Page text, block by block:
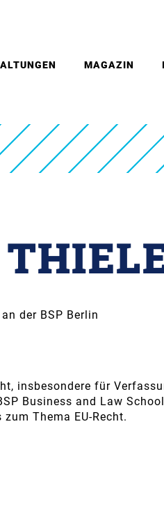
MAGAZIN
der BSP Berlin
insbesondere für
Business and Law
Thema EU-Recht.